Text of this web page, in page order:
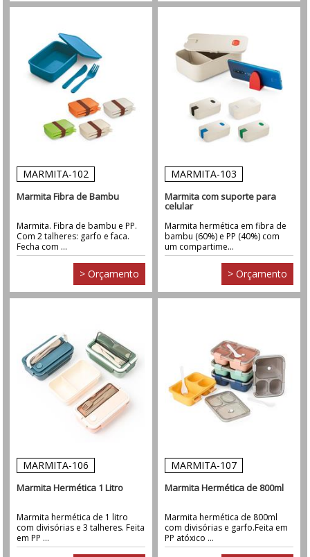
MARMITA-102
Marmita Fibra de Bambu
Marmita. Fibra de bambu e PP.
Com 2 talheres: garfo e faca.
Fecha com ...
> Orçamento
MARMITA-103
Marmita com suporte para
celular
Marmita hermética em fibra de
bambu (60%) e PP (40%) com
um compartime...
> Orçamento
MARMITA-106
Marmita Hermética 1 Litro
Marmita hermética de 1 litro
com divisórias e 3 talheres. Feita
em PP ...
MARMITA-107
Marmita Hermética de 800ml
Marmita hermética de 800ml
com divisórias e garfo.Feita em
PP atóxico ...